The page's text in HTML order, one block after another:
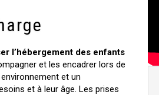
l’hébergement des enfants
et les encadrer lors de
et un
et à leur âge. Les prises